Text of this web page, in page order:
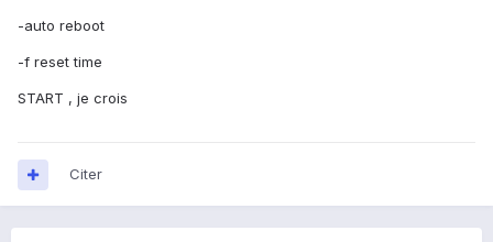
-auto reboot
-f reset time
START , je crois
Citer